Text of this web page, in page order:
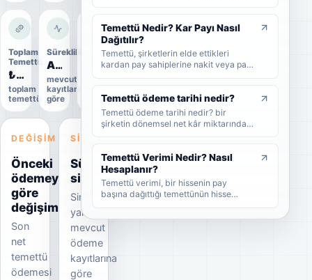
Toplam
Temettü
₺33,0 Mn
toplam
temettü
Süreklilik
Artıyor
mevcut
kayıtlara
göre
Uygulama
durumu
DEĞIŞIM
Önceki
ödemeye
göre
değişim
Son
net
temettü
ödemesi
SINYAL
Süreklilik
sinyali
Sinyal
yalnızca
mevcut
ödeme
kayıtlarına
göre
verimi ve örnek hesaplama adımlarını
sade şekilde bulabilirsiniz.
Temettü Nedir? Kar Payı Nasıl
Dağıtılır?
Temettü, şirketlerin elde ettikleri
kardan pay sahiplerine nakit veya pay
nasıl dağıtıldığını, brüt-net temettü
farkını, temettü tarihlerini ve
yatırımcıların dikkat etmesi
gerekenleri sade şekilde bulabilirsiniz.
Temettü ödeme tarihi nedir?
Temettü ödeme tarihi nedir? bir
şirketin dönemsel net kâr miktarından
Temettü Verimi Nedir? Nasıl
Hesaplanır?
Temettü verimi, bir hissenin pay
başına dağıttığı temettünün hisse
göstergedir. Bu rehberde temettü
veriminin nasıl hesaplandığını, yüksek
temettü veriminin ne anlama geldiğini
ve yatırımcıların bu oranı nasıl
yorumlaması gerektiğini sade